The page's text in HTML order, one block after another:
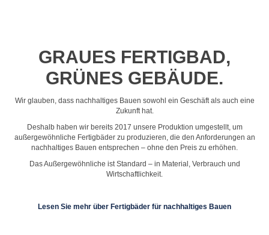
GRAUES FERTIGBAD,
GRÜNES GEBÄUDE.
Wir glauben, dass nachhaltiges Bauen sowohl ein Geschäft als auch eine
Zukunft hat.
Deshalb haben wir bereits 2017 unsere Produktion umgestellt, um
außergewöhnliche Fertigbäder zu produzieren, die den Anforderungen an
nachhaltiges Bauen entsprechen – ohne den Preis zu erhöhen.
Das Außergewöhnliche ist Standard – in Material, Verbrauch und
Wirtschaftlichkeit.
Lesen Sie mehr über Fertigbäder für nachhaltiges Bauen